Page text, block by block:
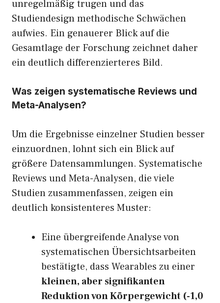
unregelmäßig trugen und das
Studiendesign methodische Schwächen
aufwies. Ein genauerer Blick auf die
Gesamtlage der Forschung zeichnet daher
ein deutlich differenzierteres Bild.
Was zeigen systematische Reviews und
Meta-Analysen?
Um die Ergebnisse einzelner Studien besser
einzuordnen, lohnt sich ein Blick auf
größere Datensammlungen. Systematische
Reviews und Meta-Analysen, die viele
Studien zusammenfassen, zeigen ein
deutlich konsistenteres Muster:
Eine übergreifende Analyse von
systematischen Übersichtsarbeiten
bestätigte, dass Wearables zu einer
kleinen, aber signifikanten
Reduktion von Körpergewicht (-1,0